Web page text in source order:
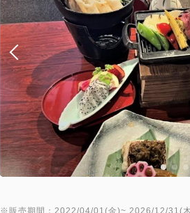
※販売期間：2022/04/01(金)~ 2026/12/31(